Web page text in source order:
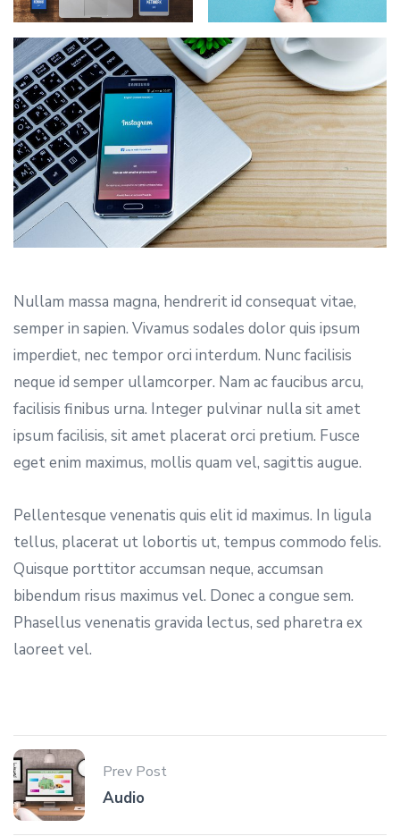
Nullam massa magna, hendrerit id consequat vitae,
semper in sapien. Vivamus sodales dolor quis ipsum
imperdiet, nec tempor orci interdum. Nunc facilisis
neque id semper ullamcorper. Nam ac faucibus arcu,
facilisis finibus urna. Integer pulvinar nulla sit amet
ipsum facilisis, sit amet placerat orci pretium. Fusce
eget enim maximus, mollis quam vel, sagittis augue.
Pellentesque venenatis quis elit id maximus. In ligula
tellus, placerat ut lobortis ut, tempus commodo felis.
Quisque porttitor accumsan neque, accumsan
bibendum risus maximus vel. Donec a congue sem.
Phasellus venenatis gravida lectus, sed pharetra ex
laoreet vel.
Prev Post
Audio